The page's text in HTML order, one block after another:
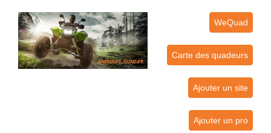
WeQuad
Carte des quadeurs
Ajouter un site
Ajouter un pro